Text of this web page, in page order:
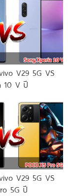
V29 5G VS
10 V ปี
V29 5G VS
5G ปี